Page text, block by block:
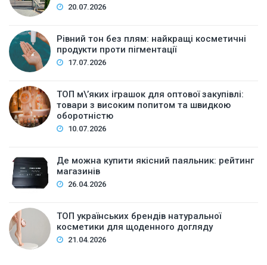
20.07.2026
Рівний тон без плям: найкращі косметичні
продукти проти пігментації
17.07.2026
ТОП м\’яких іграшок для оптової закупівлі:
товари з високим попитом та швидкою
оборотністю
10.07.2026
Де можна купити якісний паяльник: рейтинг
магазинів
26.04.2026
ТОП українських брендів натуральної
косметики для щоденного догляду
21.04.2026